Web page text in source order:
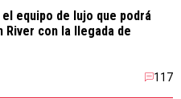
el equipo de lujo que podrá
River con la llegada de
117